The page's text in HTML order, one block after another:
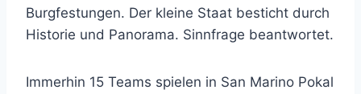
Burgfestungen. Der kleine Staat besticht durch
Historie und Panorama. Sinnfrage beantwortet.
Immerhin 15 Teams spielen in San Marino Pokal